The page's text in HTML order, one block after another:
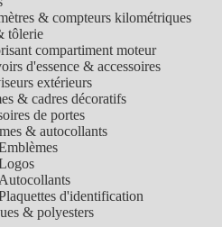
& compteurs kilométriques
tôlerie
compartiment moteur
d'essence & accessoires
extérieurs
& cadres décoratifs
de portes
& autocollants
Autocollants
d'identification
& polyesters